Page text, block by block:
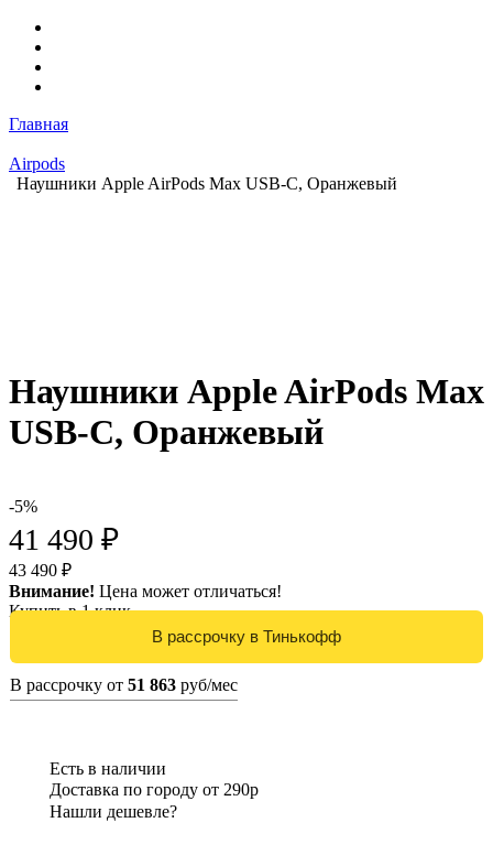
Главная
Airpods
Наушники Apple AirPods Max USB-C, Оранжевый
Наушники Apple AirPods Max
USB-C, Оранжевый
-5%
41 490 ₽
43 490 ₽
Внимание! Цена может отличаться!
Купить в 1 клик
В рассрочку от 51 863 руб/мес
Есть в наличии
Доставка по городу от 290р
Нашли дешевле?